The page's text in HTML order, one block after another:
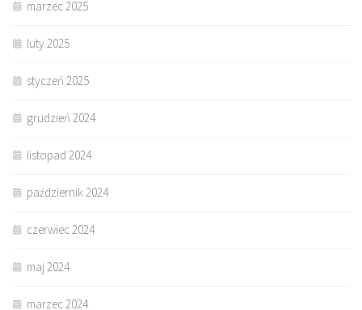
marzec 2025
luty 2025
styczeń 2025
grudzień 2024
listopad 2024
październik 2024
czerwiec 2024
maj 2024
marzec 2024